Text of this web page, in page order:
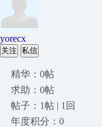
yorecx
关注 私信
精华：0帖
求助：0帖
帖子：1帖 | 1回
年度积分：0